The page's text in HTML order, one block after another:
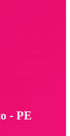
- PE